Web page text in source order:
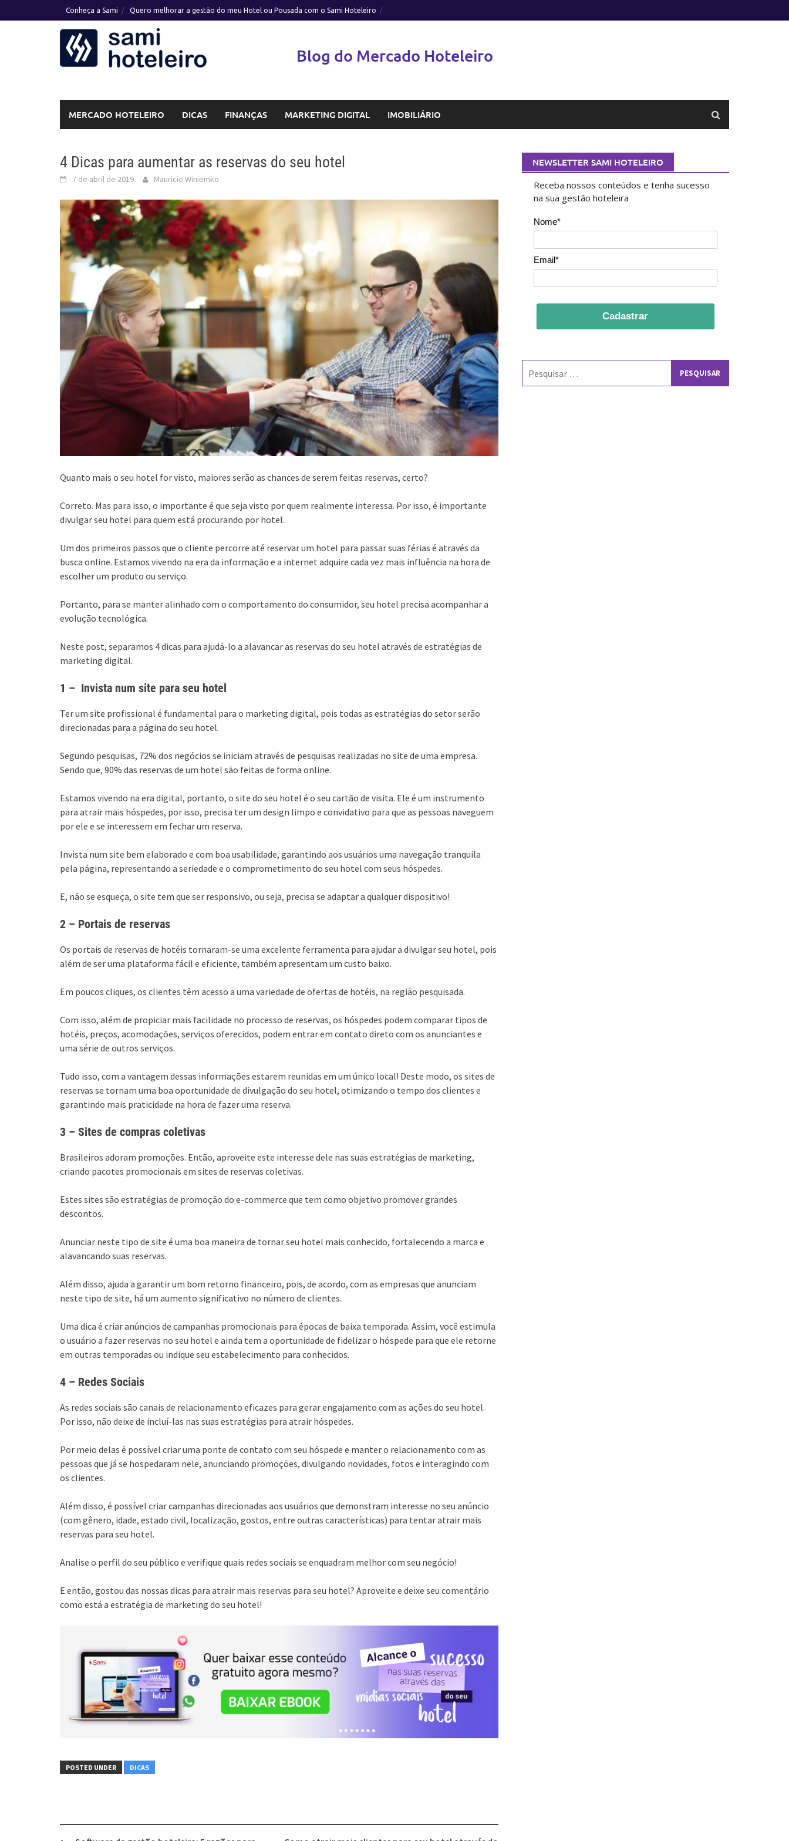
to
Conheça a Sami Quero melhorar a gestão do meu Hotel ou Pousada com o Sami Hoteleiro
Blog do Mercado Hoteleiro
MERCADO HOTELEIRO DICAS FINANÇAS MARKETING DIGITAL IMOBILIÁRIO
4 Dicas para aumentar as reservas do seu hotel
7 de abril de 2019 Mauricio Winiemko
Quanto mais o seu hotel for visto, maiores serão as chances de serem feitas reservas, certo?
Correto. Mas para isso, o importante é que seja visto por quem realmente interessa. Por isso, é importante
divulgar seu hotel para quem está procurando por hotel.
Um dos primeiros passos que o cliente percorre até reservar um hotel para passar suas férias é através da
busca online. Estamos vivendo na era da informação e a internet adquire cada vez mais influência na hora de
escolher um produto ou serviço.
Portanto, para se manter alinhado com o comportamento do consumidor, seu hotel precisa acompanhar a
evolução tecnológica.
Neste post, separamos 4 dicas para ajudá-lo a alavancar as reservas do seu hotel através de estratégias de
marketing digital.
1 – Invista num site para seu hotel
Ter um site profissional é fundamental para o marketing digital, pois todas as estratégias do setor serão
direcionadas para a página do seu hotel.
Segundo pesquisas, 72% dos negócios se iniciam através de pesquisas realizadas no site de uma empresa.
Sendo que, 90% das reservas de um hotel são feitas de forma online.
Estamos vivendo na era digital, portanto, o site do seu hotel é o seu cartão de visita. Ele é um instrumento
para atrair mais hóspedes, por isso, precisa ter um design limpo e convidativo para que as pessoas naveguem
por ele e se interessem em fechar um reserva.
Invista num site bem elaborado e com boa usabilidade, garantindo aos usuários uma navegação tranquila
pela página, representando a seriedade e o comprometimento do seu hotel com seus hóspedes.
E, não se esqueça, o site tem que ser responsivo, ou seja, precisa se adaptar a qualquer dispositivo!
2 – Portais de reservas
Os portais de reservas de hotéis tornaram-se uma excelente ferramenta para ajudar a divulgar seu hotel, pois
além de ser uma plataforma fácil e eficiente, também apresentam um custo baixo.
Em poucos cliques, os clientes têm acesso a uma variedade de ofertas de hotéis, na região pesquisada.
Com isso, além de propiciar mais facilidade no processo de reservas, os hóspedes podem comparar tipos de
hotéis, preços, acomodações, serviços oferecidos, podem entrar em contato direto com os anunciantes e
uma série de outros serviços.
Tudo isso, com a vantagem dessas informações estarem reunidas em um único local! Deste modo, os sites de
reservas se tornam uma boa oportunidade de divulgação do seu hotel, otimizando o tempo dos clientes e
garantindo mais praticidade na hora de fazer uma reserva.
3 – Sites de compras coletivas
Brasileiros adoram promoções. Então, aproveite este interesse dele nas suas estratégias de marketing,
criando pacotes promocionais em sites de reservas coletivas.
Estes sites são estratégias de promoção do e-commerce que tem como objetivo promover grandes
descontos.
Anunciar neste tipo de site é uma boa maneira de tornar seu hotel mais conhecido, fortalecendo a marca e
alavancando suas reservas.
Além disso, ajuda a garantir um bom retorno financeiro, pois, de acordo, com as empresas que anunciam
neste tipo de site, há um aumento significativo no número de clientes.
Uma dica é criar anúncios de campanhas promocionais para épocas de baixa temporada. Assim, você estimula
o usuário a fazer reservas no seu hotel e ainda tem a oportunidade de fidelizar o hóspede para que ele retorne
em outras temporadas ou indique seu estabelecimento para conhecidos.
4 – Redes Sociais
As redes sociais são canais de relacionamento eficazes para gerar engajamento com as ações do seu hotel.
Por isso, não deixe de incluí-las nas suas estratégias para atrair hóspedes.
Por meio delas é possível criar uma ponte de contato com seu hóspede e manter o relacionamento com as
pessoas que já se hospedaram nele, anunciando promoções, divulgando novidades, fotos e interagindo com
os clientes.
Além disso, é possível criar campanhas direcionadas aos usuários que demonstram interesse no seu anúncio
(com gênero, idade, estado civil, localização, gostos, entre outras características) para tentar atrair mais
reservas para seu hotel.
Analise o perfil do seu público e verifique quais redes sociais se enquadram melhor com seu negócio!
E então, gostou das nossas dicas para atrair mais reservas para seu hotel? Aproveite e deixe seu comentário
como está a estratégia de marketing do seu hotel!
POSTED UNDER DICAS
NEWSLETTER SAMI HOTELEIRO
Receba nossos conteúdos e tenha sucesso
na sua gestão hoteleira
Nome*
Email*
Cadastrar
por: